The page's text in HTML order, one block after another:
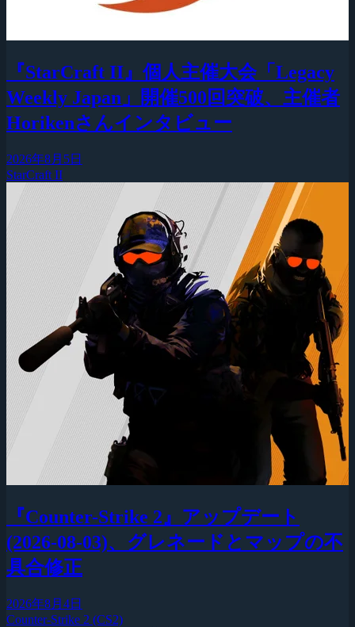
『StarCraft II』個人主催大会「Legacy
Weekly Japan」開催500回突破、主催者
Horikenさんインタビュー
2026年8月5日
StarCraft II
『Counter-Strike 2』アップデート
(2026-08-03)、グレネードとマップの不
具合修正
2026年8月4日
Counter-Strike 2 (CS2)